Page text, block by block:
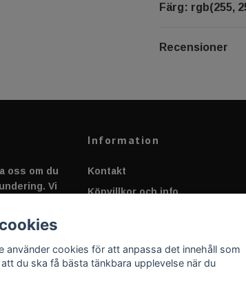
Färg: rgb(255,
Recensioner
oss om du
Vi
Information
Kontakt
Köpvillkor och info
Applicering av Dekal
använder cookies för att anpassa det innehåll som
du ska få bästa tänkbara upplevelse när du